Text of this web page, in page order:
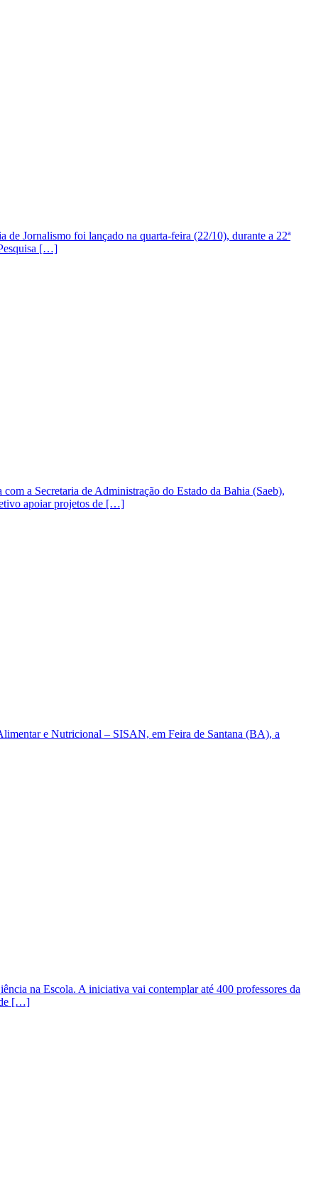
Jornalismo foi lançado na quarta-feira (22/10), durante a 22ª
[…]
a Secretaria de Administração do Estado da Bahia (Saeb),
apoiar projetos de […]
e Nutricional – SISAN, em Feira de Santana (BA), a
na Escola. A iniciativa vai contemplar até 400 professores da
de […]